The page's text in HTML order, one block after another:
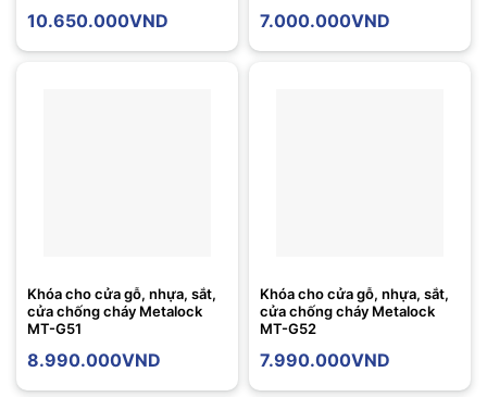
10.650.000VND 7.000.000VND
Khóa cho cửa gỗ, nhựa, sắt,
cửa chống cháy Metalock
MT-G51
8.990.000VND
Khóa cho cửa gỗ, nhựa, sắt,
cửa chống cháy Metalock
MT-G52
7.990.000VND